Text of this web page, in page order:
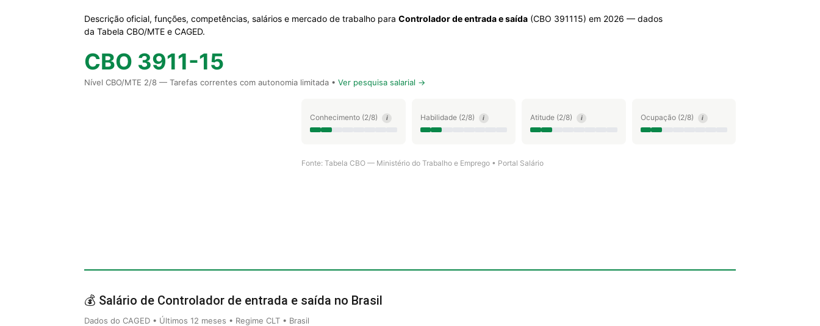
Descrição oficial, funções, competências, salários e mercado de trabalho para Controlador de entrada e saída (CBO 391115) em 2026 — dados
da Tabela CBO/MTE e CAGED.
CBO 3911-15
Nível CBO/MTE 2/8 — Tarefas correntes com autonomia limitada • Ver pesquisa salarial →
Conhecimento (2/8) i Habilidade (2/8) i Atitude (2/8) i Ocupação (2/8) i
Fonte: Tabela CBO — Ministério do Trabalho e Emprego • Portal Salário
💰 Salário de Controlador de entrada e saída no Brasil
Dados do CAGED • Últimos 12 meses • Regime CLT • Brasil